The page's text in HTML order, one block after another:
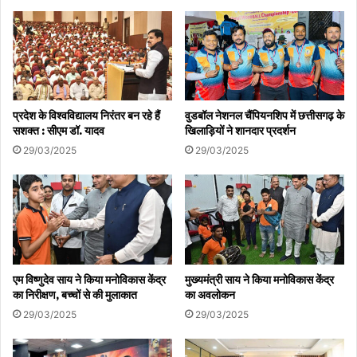
आबादी क्यों होती
प्रदेश के विश्वविद्यालय निरंतर बन रहे हैं
सशक्त : सीएम डॉ. यादव
29/03/2025
वुडबॉल नेशनल चैंपियनशिप में छत्तीसगढ़ के
खिलाड़ियों ने शानदार प्रदर्शन
29/03/2025
एम विष्णुदेव साय ने किया मनोविकास केंद्र
का निरीक्षण, बच्चों से की मुलाकात
29/03/2025
मुख्यमंत्री साय ने किया मनोविकास केंद्र
का अवलोकन
29/03/2025